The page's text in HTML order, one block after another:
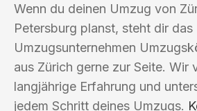
Wenn du deinen Umzug von
Petersburg planst, steht dir das
Umzugsunternehmen
aus Zürich gerne zur Seite. Wir
langjährige Erfahrung und
jedem Schritt deines Umzugs.